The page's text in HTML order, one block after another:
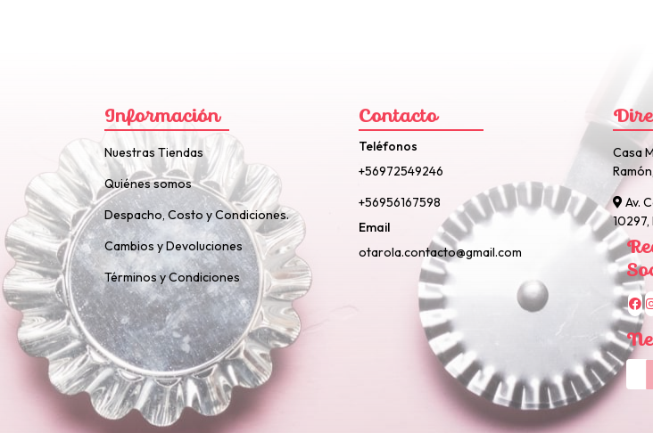
Información
Nuestras Tiendas
Quiénes somos
Despacho, Costo y Condiciones.
Cambios y Devoluciones
Términos y Condiciones
Contacto
Teléfonos
+56972549246
+56956167598
Email
otarola.contacto@gmail.com
Casa
Av.